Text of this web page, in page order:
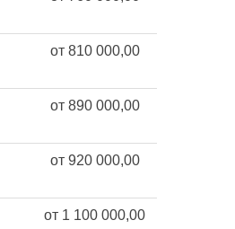
от 810 000,00
от 890 000,00
от 920 000,00
от 1 100 000,00